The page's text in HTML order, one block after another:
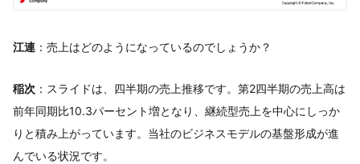
江連 ：売上はどのようになっているのでしょうか？
稲次 ：スライドは、四半期の売上推移です。第2四半期の売上高は
前年同期比10.3パーセント増となり、継続型売上を中心にしっか
りと積み上がっています。当社のビジネスモデルの基盤形成が進
んでいる状況です。